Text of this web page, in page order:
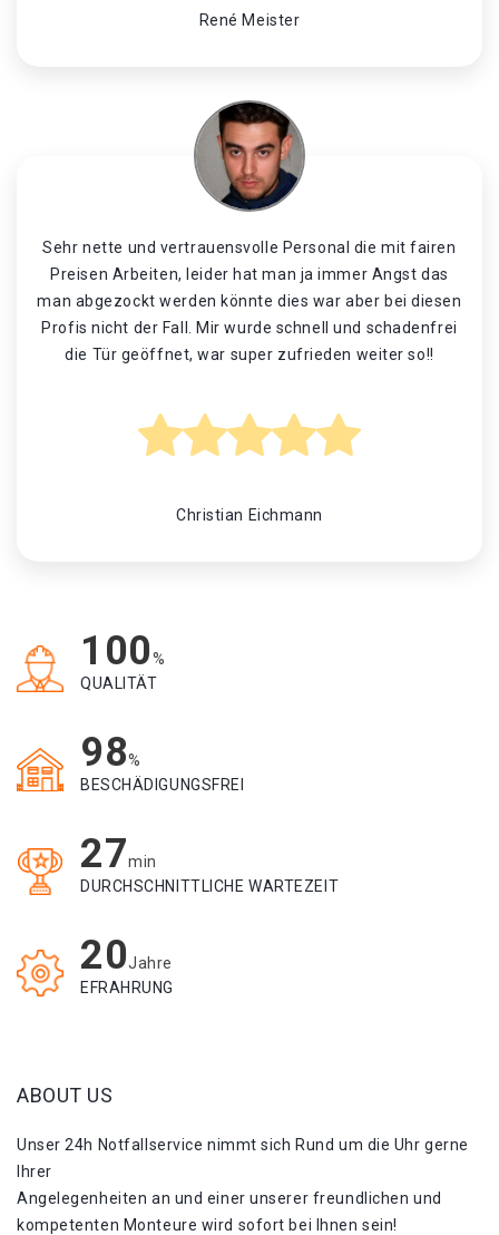
René Meister
Sehr nette und vertrauensvolle Personal die mit fairen
Preisen Arbeiten, leider hat man ja immer Angst das
man abgezockt werden könnte dies war aber bei diesen
Profis nicht der Fall. Mir wurde schnell und schadenfrei
die Tür geöffnet, war super zufrieden weiter so!!
Christian Eichmann
100%
QUALITÄT
98%
BESCHÄDIGUNGSFREI
27min
DURCHSCHNITTLICHE WARTEZEIT
20Jahre
EFRAHRUNG
ABOUT US
Unser 24h Notfallservice nimmt sich Rund um die Uhr gerne
Ihrer
Angelegenheiten an und einer unserer freundlichen und
kompetenten Monteure wird sofort bei Ihnen sein!